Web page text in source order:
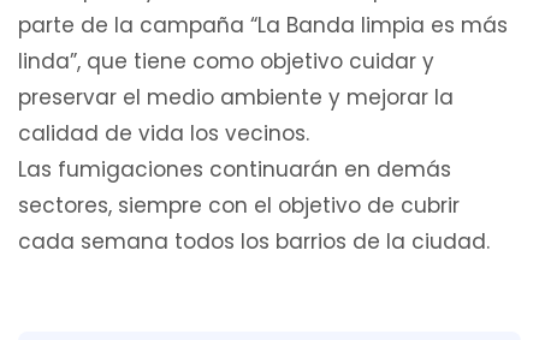
parte de la campaña “La Banda limpia es más
linda”, que tiene como objetivo cuidar y
preservar el medio ambiente y mejorar la
calidad de vida los vecinos.
Las fumigaciones continuarán en demás
sectores, siempre con el objetivo de cubrir
cada semana todos los barrios de la ciudad.